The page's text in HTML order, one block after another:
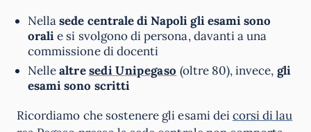
Nellasede centrale di Napoli gli esami sono
oralie si svolgono di persona, davanti a una
commissione di docenti
Nellealtresedi Unipegaso (oltre 80), invece, gli
esami sono scritti
Ricordiamo che sostenere gli esami deicorsi di lau